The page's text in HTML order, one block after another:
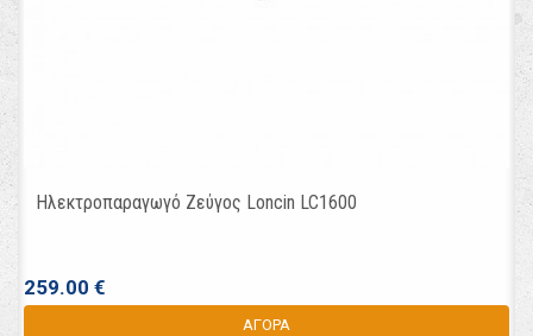
Ηλεκτροπαραγωγό Ζεύγος Loncin LC1600
259.00 €
ΑΓΟΡΑ